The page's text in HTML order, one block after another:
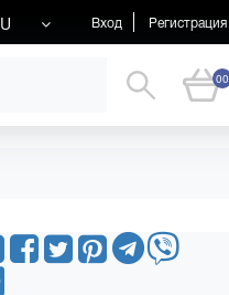
Вход Регистрация
00